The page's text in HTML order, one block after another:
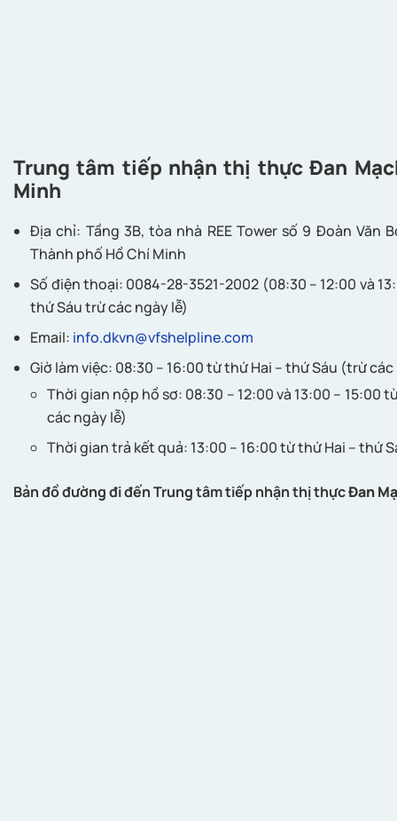
Trung tâm tiếp nhận thị thựcĐan
Minh
Địa chỉ: Tầng 3B, tòa nhà REE Tower số 9 Đoàn Văn
Thành phố Hồ Chí Minh
Số điện thoại: 0084-28-3521-2002 (08:30 – 12:00 và
thứ Sáu trừ các ngày lễ)
Email: info.dkvn@vfshelpline.com
Giờ làm việc: 08:30 – 16:00 từ thứ Hai – thứ Sáu (trừ
Thời gian nộp hồ sơ: 08:30 – 12:00 và 13:00 – 15:00
các ngày lễ)
Thời gian trả kết quả: 13:00 – 16:00 từ thứ Hai – thứ
Bản đồ đường đi đến Trung tâm tiếp nhận thị thựcĐan